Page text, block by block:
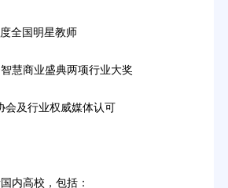
国明星教师
商业盛典两项行业大奖
及行业权威媒体认可
高校，包括：